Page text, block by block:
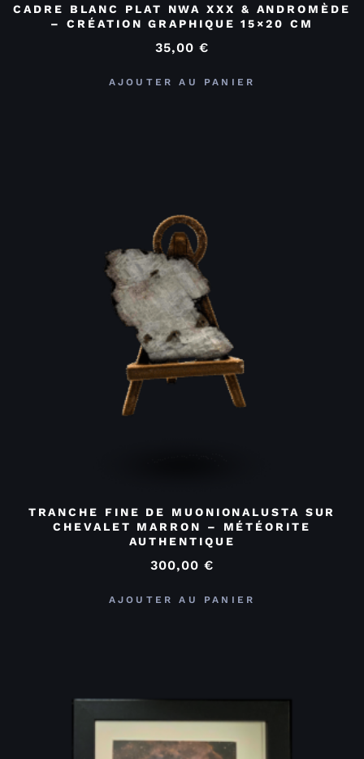
CADRE BLANC PLAT NWA XXX & ANDROMÈDE
– CRÉATION GRAPHIQUE 15×20 CM
35,00 €
AJOUTER AU PANIER
TRANCHE FINE DE MUONIONALUSTA SUR
CHEVALET MARRON – MÉTÉORITE
AUTHENTIQUE
300,00 €
AJOUTER AU PANIER